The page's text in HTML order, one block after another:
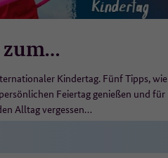
zum
Kindertag
Kindertag. Fünf Tipps, wie
Feiertag genießen und für
Alltag vergessen…